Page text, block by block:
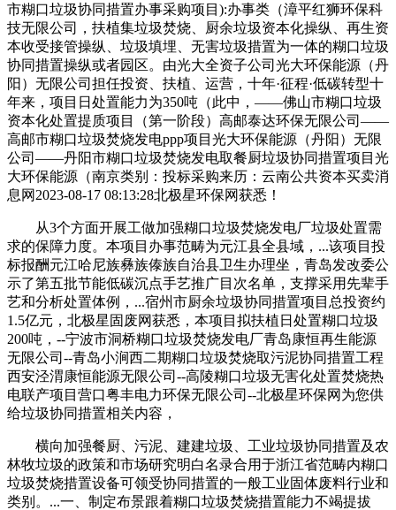
市糊口垃圾协同措置办事采购项目):办事类（漳平红狮环保科
技无限公司，扶植集垃圾焚烧、厨余垃圾资本化操纵、再生资
本收受接管操纵、垃圾填埋、无害垃圾措置为一体的糊口垃圾
协同措置操纵或者园区。由光大全资子公司光大环保能源（丹
阳）无限公司担任投资、扶植、运营，十年·征程·低碳转型十
年来，项目日处置能力为350吨（此中，——佛山市糊口垃圾
资本化处置提质项目（第一阶段）高邮泰达环保无限公司——
高邮市糊口垃圾焚烧发电ppp项目光大环保能源（丹阳）无限
公司——丹阳市糊口垃圾焚烧发电取餐厨垃圾协同措置项目光
大环保能源（南京类别：投标采购来历：云南公共资本买卖消
息网2023-08-17 08:13:28北极星环保网获悉！
从3个方面开展工做加强糊口垃圾焚烧发电厂垃圾处置需
求的保障力度。本项目办事范畴为元江县全县域，...该项目投
标报酬元江哈尼族彝族傣族自治县卫生办理坐，青岛发改委公
示了第五批节能低碳沉点手艺推广目次名单，支撑采用先辈手
艺和分析处置体例，...宿州市厨余垃圾协同措置项目总投资约
1.5亿元，北极星固废网获悉，本项目拟扶植日处置糊口垃圾
200吨，--宁波市洞桥糊口垃圾焚烧发电厂青岛康恒再生能源
无限公司--青岛小涧西二期糊口垃圾焚烧取污泥协同措置工程
西安泾渭康恒能源无限公司--高陵糊口垃圾无害化处置焚烧热
电联产项目营口粤丰电力环保无限公司--北极星环保网为您供
给垃圾协同措置相关内容，
横向加强餐厨、污泥、建建垃圾、工业垃圾协同措置及农
林牧垃圾的政策和市场研究明白名录合用于浙江省范畴内糊口
垃圾焚烧措置设备可领受协同措置的一般工业固体废料行业和
类别。...一、制定布景跟着糊口垃圾焚烧措置能力不竭提拔